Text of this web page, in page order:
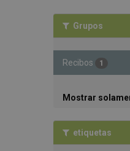
Grupos
Recibos 1
Mostrar
etiquetas